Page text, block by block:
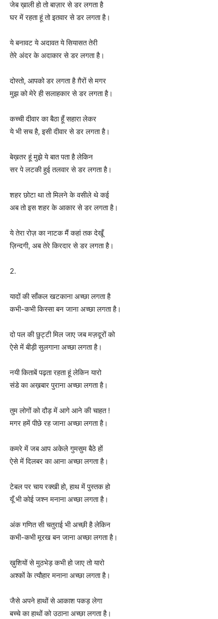
जेब ख़ाली हो तो बाज़ार से डर लगता है
घर में रहता हूं तो इतवार से डर लगता है।
ये बनावट ये अदावत ये सियासत तेरी
तेरे अंदर के अदाकार से डर लगता है।
दोस्तो, आपको डर लगता है ग़ैरों से मगर
मुझ को मेरे ही सलाहकार से डर लगता है।
कच्ची दीवार का बैठा हूँ सहारा लेकर
ये भी सच है, इसी दीवार से डर लगता है।
बेख़तर हूं मुझे ये बात पता है लेकिन
सर पे लटकी हुई तलवार से डर लगता है।
शहर छोटा था तो मिलने के वसीले थे कई
अब तो इस शहर के आकार से डर लगता है।
ये तेरा रोज़ का नाटक मैं कहां तक देखूँ
ज़िन्दगी, अब तेरे किरदार से डर लगता है।
2.
यादों की साँकल खटकाना अच्छा लगता है
कभी-कभी किस्सा बन जाना अच्छा लगता है।
दो पल की छुट्टी मिल जाए जब मज़दूरों को
ऐसे में बीड़ी सुलगाना अच्छा लगता है।
नयी किताबें पढ़ता रहता हूं लेकिन यारो
संडे का अख़बार पुराना अच्छा लगता है।
तुम लोगों को दौड़ में आगे आने की चाहत !
मगर हमें पीछे रह जाना अच्छा लगता है।
कमरे में जब आप अकेले गुमसुम बैठे हों
ऐसे में दिलबर का आना अच्छा लगता है।
टेबल पर चाय रक्खी हो, हाथ में पुस्तक हो
यूँ भी कोई जश्न मनाना अच्छा लगता है।
अंक गणित सी चतुराई भी अच्छी है लेकिन
कभी-कभी मूरख बन जाना अच्छा लगता है।
ख़ुशियों से मुठभेड़ कभी हो जाए तो यारो
अश्कों के त्यौहार मनाना अच्छा लगता है।
जैसे अपने हाथों से आकाश पकड़ लेगा
बच्चे का हाथों को उठाना अच्छा लगता है।